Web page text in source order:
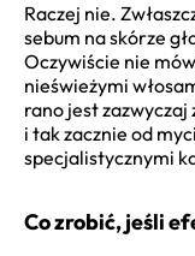
Raczej nie.
sebum na skórze
Oczywiście nie
nieświeżymi
rano jest
i tak zacznie od
specjalistycznymi
Co zrobić, jeśli